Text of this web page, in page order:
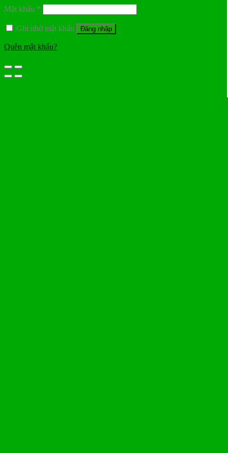
Mật khẩu *
Ghi nhớ mật khẩu Đăng nhập
Quên mật khẩu?